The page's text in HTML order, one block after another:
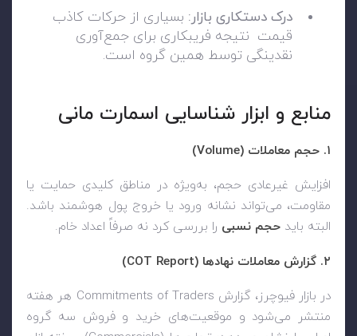
درک دستکاری بازار: بسیاری از حرکات کاذب
قیمت نتیجه فریبکاری برای جمع‌آوری
نقدینگی توسط همین گروه است.
منابع و ابزار شناسایی اسمارت مانی
۱. حجم معاملات (Volume)
افزایش غیرعادی حجم، به‌ویژه در مناطق کلیدی حمایت یا
مقاومت، می‌تواند نشانه ورود یا خروج پول هوشمند باشد.
البته باید حجم نسبی را بررسی کرد نه صرفاً اعداد خام.
۲. گزارش معاملات نهادها (COT Report)
در بازار فیوچرز، گزارش Commitments of Traders هر هفته
منتشر می‌شود و موقعیت‌های خرید و فروش سه گروه